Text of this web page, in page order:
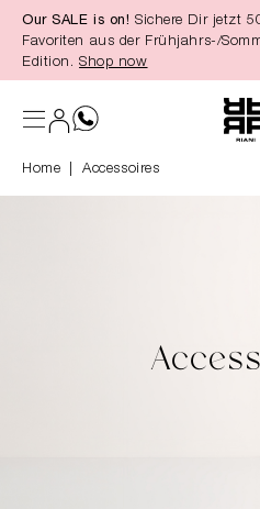
springen
Our SALE is on! Sichere Dir jetzt
Favoriten aus der Frühjahrs-/
Edition. Shop now
Home Accessoires